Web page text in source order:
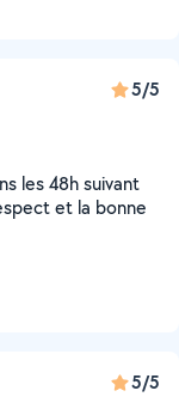
5/5
les 48h suivant
et la bonne
5/5